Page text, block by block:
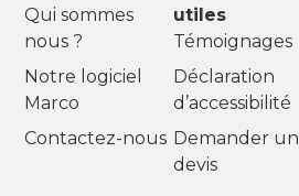
Qui sommes
nous ?
Notre logiciel
Marco
Contactez-nous
utiles
Témoignages
Déclaration
d’accessibilité
Demander un
devis